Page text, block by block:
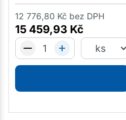
15 459,93 Kč
12 776,80 Kč bez DPH